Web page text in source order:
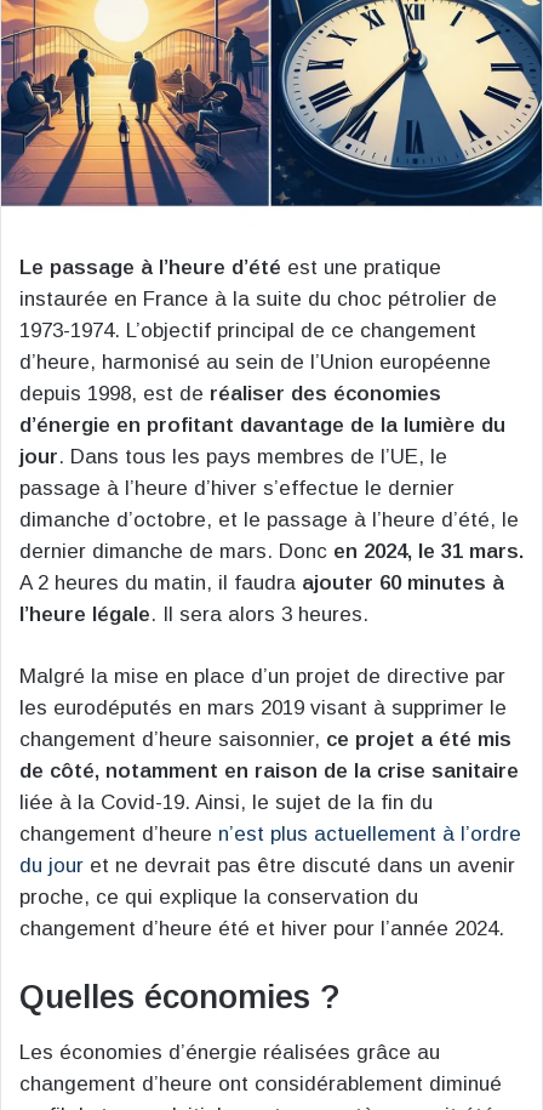
Le passage à l’heure d’été est une pratique
instaurée en France à la suite du choc pétrolier de
1973-1974. L’objectif principal de ce changement
d’heure, harmonisé au sein de l’Union européenne
depuis 1998, est de réaliser des économies
d’énergie en profitant davantage de la lumière du
jour. Dans tous les pays membres de l’UE, le
passage à l’heure d’hiver s’effectue le dernier
dimanche d’octobre, et le passage à l’heure d’été, le
dernier dimanche de mars​​. Donc en 2024, le 31 mars.
A 2 heures du matin, il faudra ajouter 60 minutes à
l’heure légale. Il sera alors 3 heures.
Malgré la mise en place d’un projet de directive par
les eurodéputés en mars 2019 visant à supprimer le
changement d’heure saisonnier, ce projet a été mis
de côté, notamment en raison de la crise sanitaire
liée à la Covid-19. Ainsi, le sujet de la fin du
changement d’heure n’est plus actuellement à l’ordre
du jour et ne devrait pas être discuté dans un avenir
proche, ce qui explique la conservation du
changement d’heure été et hiver pour l’année 2024​​.
Quelles économies ?
Les économies d’énergie réalisées grâce au
changement d’heure ont considérablement diminué